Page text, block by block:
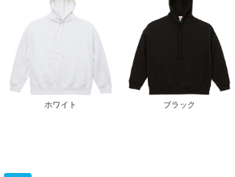
ホワイト ブラック